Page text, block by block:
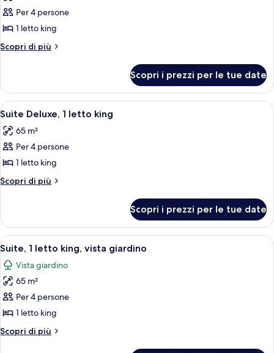
foto
per
Suite,
king,
non
fumatori
Per 4 persone
1 letto king
Scopri di più
Altri
1
letto
king,
fumatori
Scopri i prezzi per le tue date
Apri
tutte
le
foto
per
Suite
letto
king
Una camera d'albergo con un letto
7
Suite Deluxe, 1 letto king
65 m²
Per 4 persone
1 letto king
Scopri di più
Altri
Deluxe,
letto
king
Scopri i prezzi per le tue date
Apri
tutte
le
foto
per
Suite,
1
letto
Camera d'albergo con divano,
9
Suite, 1 letto king, vista giardino
Vista giardino
65 m²
Per 4 persone
1 letto king
Scopri di più
Altri